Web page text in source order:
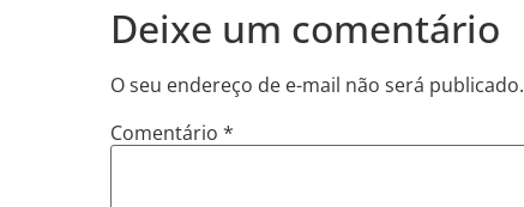
Deixe um comentário
O seu endereço de e-mail não será publicado.
Comentário *